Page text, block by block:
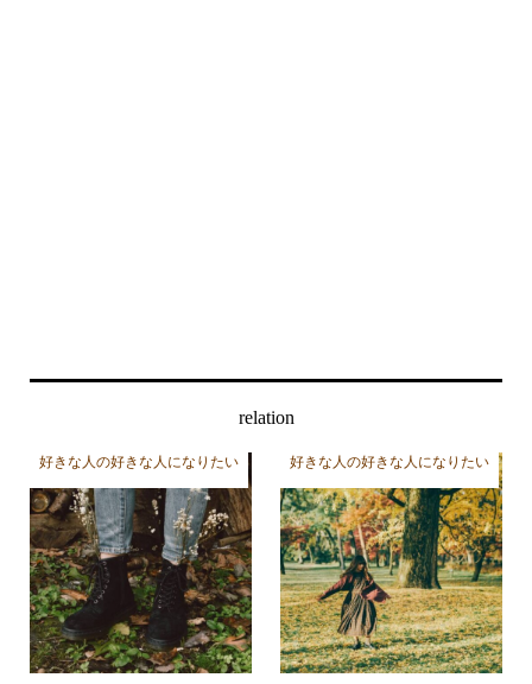
relation
好きな人の好きな人になりたい 好きな人の好きな人になりたい